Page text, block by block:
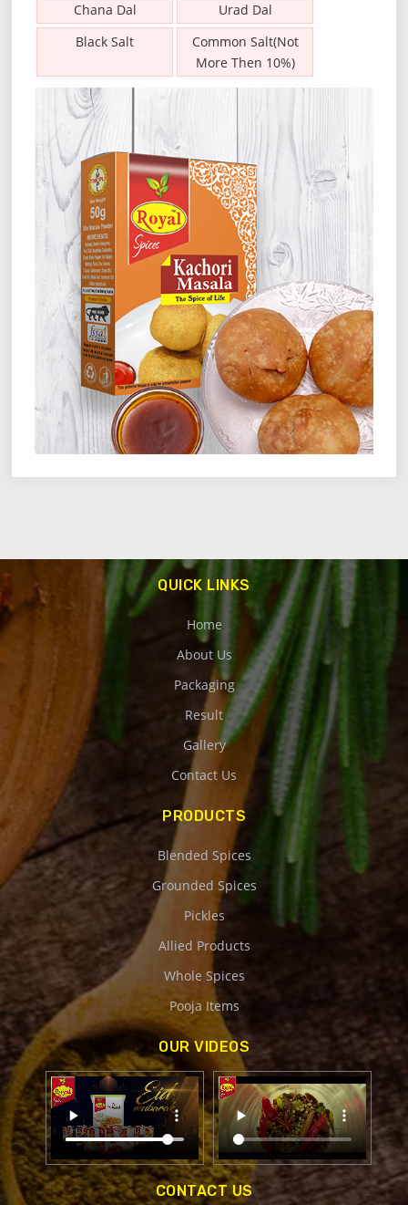
Chana Dal
Urad Dal
Black Salt
Common Salt(Not
More Then 10%)
QUICK LINKS
Home
About Us
Packaging
Result
Gallery
Contact Us
PRODUCTS
Blended Spices
Grounded Spices
Pickles
Allied Products
Whole Spices
Pooja Items
OUR VIDEOS
CONTACT US